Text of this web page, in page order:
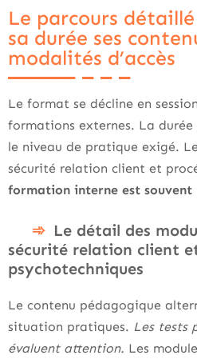
Le parcours
sa durée ses
modalités d’accès
Le format se décline en
formations externes. La durée
le niveau de pratique exigé.
sécurité relation client et
formation interne est souvent
Le détail des
sécurité relation client
psychotechniques
Le contenu pédagogique
situation pratiques. Les tests
évaluent attention. Les